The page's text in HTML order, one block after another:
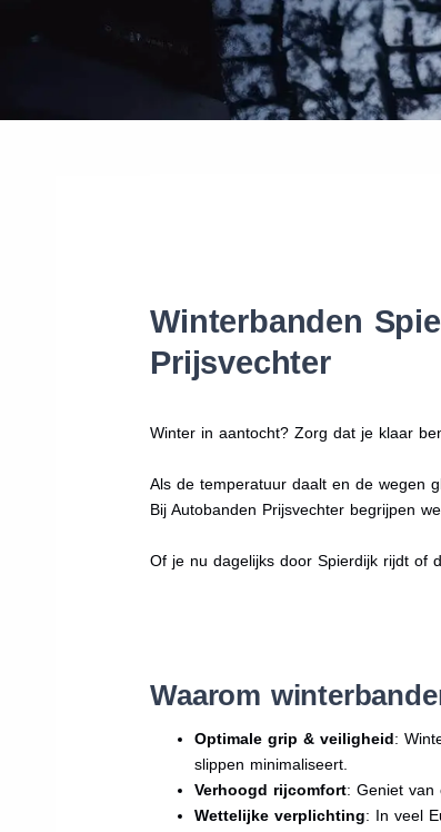
Winterbanden
Prijsvechter
Winter in aantocht? Zorg dat je klaar
Als de temperatuur daalt en de wegen
Bij Autobanden Prijsvechter begrijpen
Of je nu dagelijks door Spierdijk rijdt of
Waarom
Optimale grip & veiligheid:
slippen minimaliseert.
Verhoogd rijcomfort: Geniet van
Wettelijke verplichting: In veel